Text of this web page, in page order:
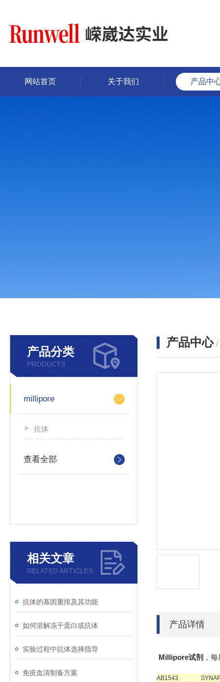
网站首页 关于我们 产品中
产品分类
PRODUCTS
millipore
抗体
查看全部
相关文章
RELATED ARTICLES
抗体的基因重排及其功能
如何溶解冻干蛋白或抗体
实验过程中抗体选择指导
免疫血清制备方案
产品中心 /
产品详情
Millipore试剂 ，
AB1543